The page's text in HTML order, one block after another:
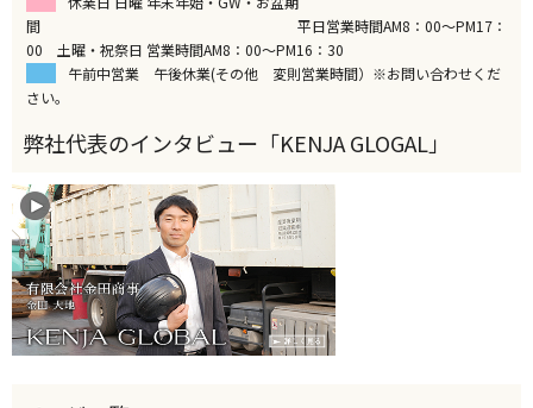
間 平日営業時間AM8：00～PM17：
00 土曜・祝祭日 営業時間AM8：00～PM16：30
午前中営業 午後休業(その他 変則営業時間）※お問い合わせくだ
さい。